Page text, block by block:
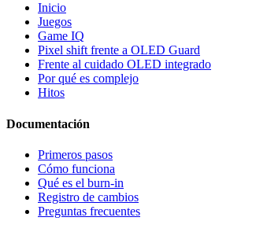
Inicio
Juegos
Game IQ
Pixel shift frente a OLED Guard
Frente al cuidado OLED integrado
Por qué es complejo
Hitos
Documentación
Primeros pasos
Cómo funciona
Qué es el burn-in
Registro de cambios
Preguntas frecuentes